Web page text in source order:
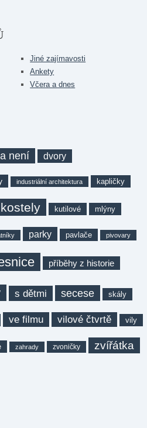
Jiné zajímavosti
Ankety
Včera a dnes
není dvory
industriální architektura kapličky
kostely kutilové mlýny
parky pavlače pivovary
příběhy z historie
s dětmi secese skály
ve filmu vilové čtvrtě vily
zahrady zvoničky zvířátka